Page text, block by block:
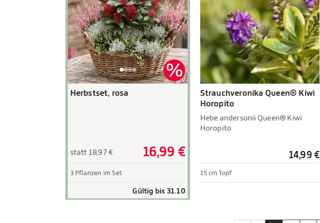
Herbstset, rosa
statt 18,97 € 16,99 €
3 Pflanzen im Set
Gültig bis 31.10
Strauchveronika Queen® Kiwi
Horopito
Hebe andersonii Queen® Kiwi
Horopito
14,99 €
15 cm Topf